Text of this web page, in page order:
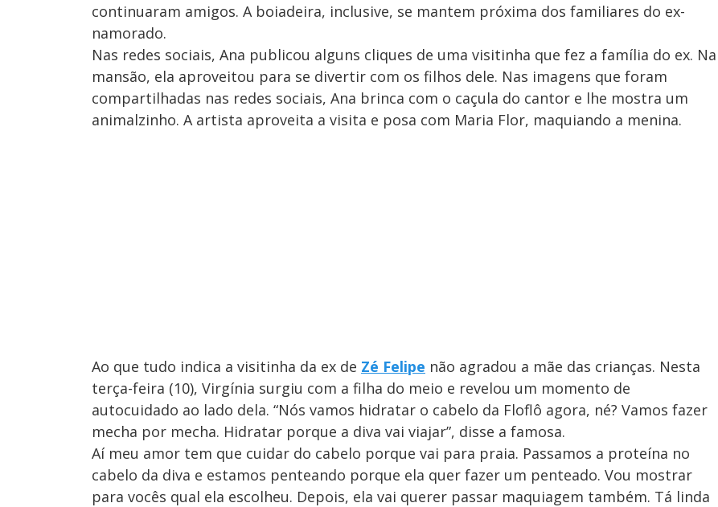
continuaram amigos. A boiadeira, inclusive, se mantem próxima dos familiares do ex-
namorado.
Nas redes sociais, Ana publicou alguns cliques de uma visitinha que fez a família do ex. Na
mansão, ela aproveitou para se divertir com os filhos dele. Nas imagens que foram
compartilhadas nas redes sociais, Ana brinca com o caçula do cantor e lhe mostra um
animalzinho. A artista aproveita a visita e posa com Maria Flor, maquiando a menina.
Ao que tudo indica a visitinha da ex de Zé Felipe não agradou a mãe das crianças. Nesta
terça-feira (10), Virgínia surgiu com a filha do meio e revelou um momento de
autocuidado ao lado dela. “Nós vamos hidratar o cabelo da Floflô agora, né? Vamos fazer
mecha por mecha. Hidratar porque a diva vai viajar”, disse a famosa.
Aí meu amor tem que cuidar do cabelo porque vai para praia. Passamos a proteína no
cabelo da diva e estamos penteando porque ela quer fazer um penteado. Vou mostrar
para vocês qual ela escolheu. Depois, ela vai querer passar maquiagem também. Tá linda